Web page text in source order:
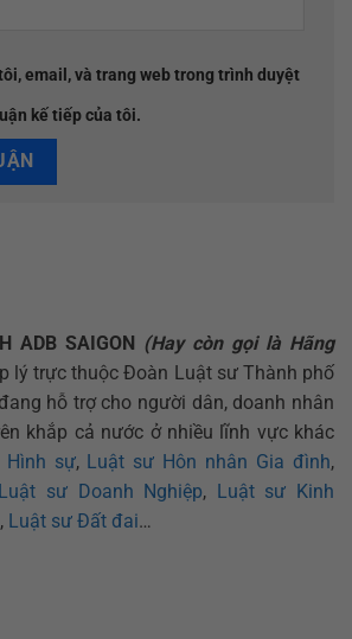
email, và trang web trong trình duyệt
kế tiếp của tôi.
ADB SAIGON (Hay còn gọi là Hãng
lý trực thuộc Đoàn Luật sư Thành phố
hỗ trợ cho người dân, doanh nhân
khắp cả nước ở nhiều lĩnh vực khác
Hình sự, Luật sư Hôn nhân Gia đình,
Luật sư Doanh Nghiệp, Luật sư Kinh
, Luật sư Đất đai…